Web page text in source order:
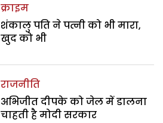
क्राइम
शंकालु पति ने पत्नी को भी मारा,
खुद को भी
राजनीति
अभिजीत दीपके को जेल में डालना
चाहती है मोदी सरकार